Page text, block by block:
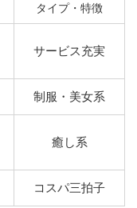
タイプ・特徴
サービス充実
制服・美女系
癒し系
コスパ三拍子